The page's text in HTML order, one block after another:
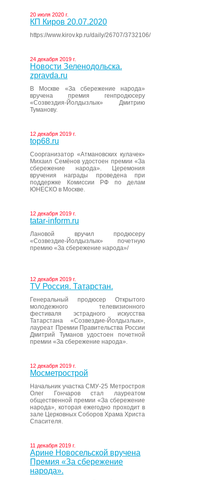
20 июля 2020 г.
КП Киров 20.07.2020
https://www.kirov.kp.ru/daily/26707/3732106/
24 декабря 2019 г.
Новости Зеленодольска.
zpravda.ru
В Москве «За сбережение народа»
вручена премия генпродюсеру
«Созвездия-Йолдызлык» Дмитрию
Туманову.
12 декабря 2019 г.
top68.ru
Соорганизатор «Атмановских кулачек»
Михаил Семёнов удостоен премии «За
сбережение народа». Церемония
вручения награды проведена при
поддержке Комиссии РФ по делам
ЮНЕСКО в Москве.
12 декабря 2019 г.
tatar-inform.ru
Лановой вручил продюсеру
«Созвездие-Йолдызлык» почетную
премию «За сбережение народа»/
12 декабря 2019 г.
ТV Россия. Татарстан.
Генеральный продюсер Открытого
молодежного телевизионного
фестиваля эстрадного искусства
Татарстана «Созвездие-Йолдызлык»,
лауреат Премии Правительства России
Дмитрий Туманов удостоен почетной
премии «За сбережение народа».
12 декабря 2019 г.
Мосметрострой
Начальник участка СМУ-25 Метростроя
Олег Гончаров стал лауреатом
общественной премии «За сбережение
народа», которая ежегодно проходит в
зале Церковных Соборов Храма Христа
Спасителя.
11 декабря 2019 г.
Арине Новосельской вручена
Премия «За сбережение
народа».